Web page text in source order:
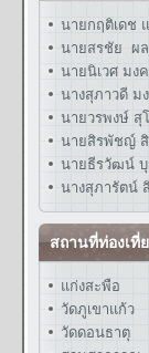
นายกฤติเดช
นายสรชัย ผ
นายนิเวศ มง
นางสุภาวดี ม
นายวรพงษ์ สุ
นายสิรพัชญ์
นายธีรวัฒน์ บุ
นางสุภารัตน์
สถานที่ท่องเที่
แก่งสะพือ
วัดภูเขาแก้ว
วัดดอนธาตุ